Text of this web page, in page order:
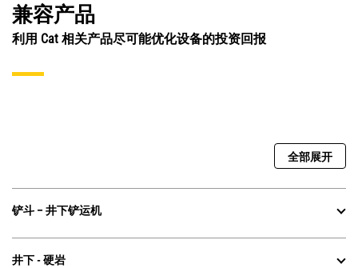
兼容产品
利用 Cat 相关产品尽可能优化设备的投资回报
全部展开
铲斗 – 井下铲运机
井下 - 硬岩